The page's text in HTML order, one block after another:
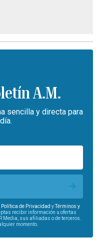
A.M.
sencilla y directa para
Política de Privacidad yTérminos y
recibir información u ofertas
Media, sus afiliadas o de terceros.
momento.